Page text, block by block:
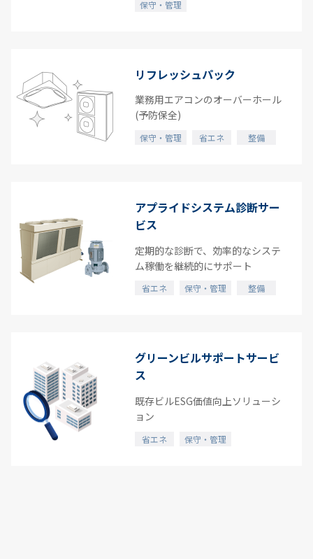
保守・管理
リフレッシュパック
業務用エアコンのオーバーホール
(予防保全)
保守・管理 省エネ 整備
アプライドシステム診断サー
ビス
定期的な診断で、効率的なシステ
ム稼働を継続的にサポート
省エネ 保守・管理 整備
グリーンビルサポートサービ
ス
既存ビルESG価値向上ソリューシ
ョン
省エネ 保守・管理